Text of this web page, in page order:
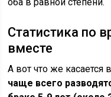
Статистика по
вместе
А вот что же
чаще всего